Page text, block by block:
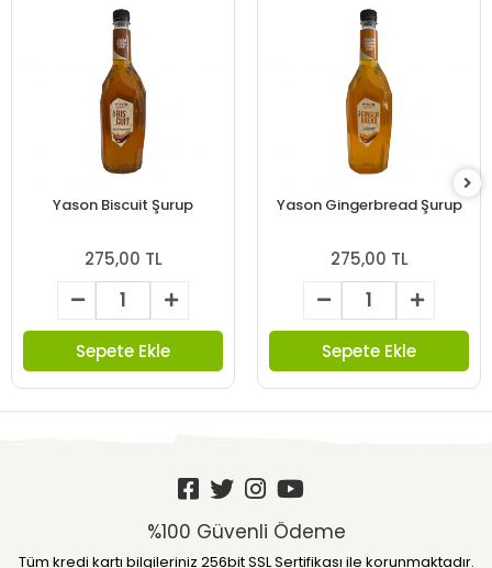
Yason Biscuit Şurup
275,00 TL
Sepete Ekle
Yason Gingerbread Şurup
275,00 TL
Sepete Ekle
%100 Güvenli Ödeme
Tüm kredi kartı bilgileriniz 256bit SSL Sertifikası ile korunmaktadır.